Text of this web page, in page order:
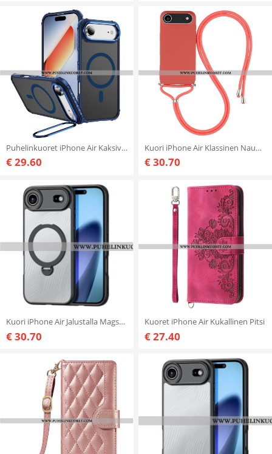
Puhelinkuoret iPhone Air Kaksivärinen Magsafe-tuki Ja Yhteensopivuus
€ 29.60
Kuori iPhone Air Klassinen Nauhalla Varustettu Suojakuori
€ 30.70
Kuori iPhone Air Jalustalla Magsafe-yhteensopiva Aimo-sarjan Dux Ducis Kanssa Suojakuori
€ 30.70
Kuoret iPhone Air Kukallinen Pitsi
€ 27.40